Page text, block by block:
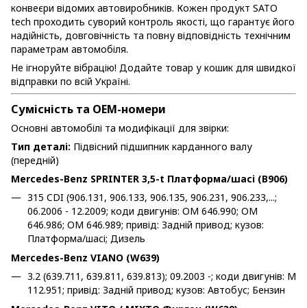
конвеєри відомих автовиробників. Кожен продукт SATO
tech проходить суворий контроль якості, що гарантує його
надійність, довговічність та повну відповідність технічним
параметрам автомобіля.
Не ігноруйте вібрацію! Додайте товар у кошик для швидкої
відправки по всій Україні.
Сумісність та OEM-номери
Основні автомобілі та модифікації для звірки:
Тип деталі: Підвісний підшипник карданного валу
(передній)
Mercedes-Benz SPRINTER 3,5-t Платформа/шасі (B906)
315 CDI (906.131, 906.133, 906.135, 906.231, 906.233,...;
06.2006 - 12.2009; коди двигунів: OM 646.990; OM
646.986; OM 646.989; привід: Задній привод; кузов:
Платформа/шасі; Дизель
Mercedes-Benz VIANO (W639)
3.2 (639.711, 639.811, 639.813); 09.2003 -; коди двигунів: M
112.951; привід: Задній привод; кузов: Автобус; Бензин